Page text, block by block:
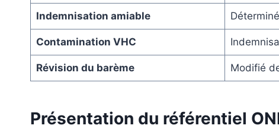
Indemnisation amiable
Contamination VHC
Révision du barème Modifié
Présentation du référentiel